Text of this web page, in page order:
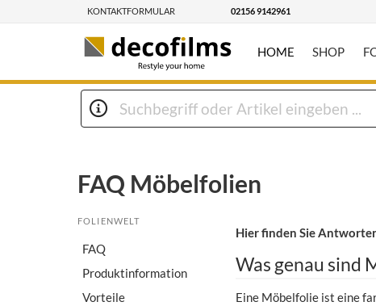
KONTAKTFORMULAR 02156 9142961
HOME SHOP
FAQ Möbelfolien
FOLIENWELT
FAQ
Produktinformation
Vorteile
Hier finden Sie
Was genau sind
Eine Möbelfolie ist eine